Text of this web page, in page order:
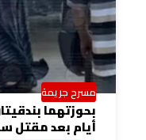
مسرح جريمة
أيام بعد مقتل